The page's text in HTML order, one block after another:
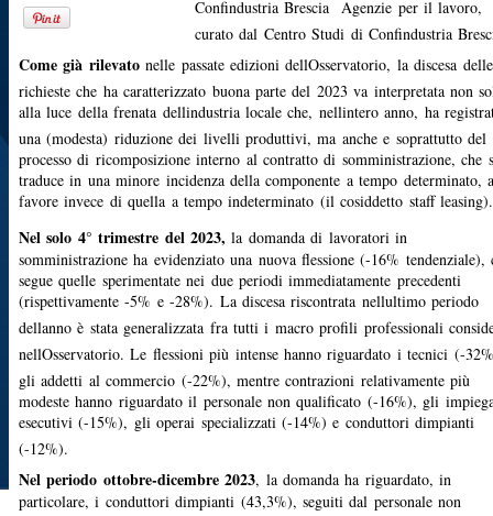
Confindustria Brescia  Agenzie per il lavoro,
curato dal Centro Studi di Confindustria
Come già rilevatonelle passate edizioni dellOsservatorio, la discesa delle
richieste che ha caratterizzato buona parte del 2023 va interpretata non
alla luce della frenata dellindustria locale che, nellintero anno, ha
una (modesta) riduzione dei livelli produttivi, ma anche e soprattutto del
processo di ricomposizione interno al contratto di somministrazione, che
traduce in una minore incidenza della componente a tempo determinato, a
favore invece di quella a tempo indeterminato (il cosiddetto staff leasing).
Nel solo 4° trimestre del 2023, la domanda di lavoratori in
somministrazione ha evidenziato una nuova flessione (-16% tendenziale),
segue quelle sperimentate nei due periodi immediatamente precedenti
(rispettivamente -5% e -28%). La discesa riscontrata nellultimo periodo
dellanno è stata generalizzata fra tutti i macro profili professionali
nellOsservatorio. Le flessioni più intense hanno riguardato i tecnici (-
gli addetti al commercio (-22%), mentre contrazioni relativamente più
modeste hanno riguardato il personale non qualificato (-16%), gli
esecutivi (-15%), gli operai specializzati (-14%) e conduttori dimpianti
(-12%).
Nel periodo ottobre-dicembre 2023, la domanda ha riguardato, in
particolare, i conduttori dimpianti (43,3%), seguiti dal personale non